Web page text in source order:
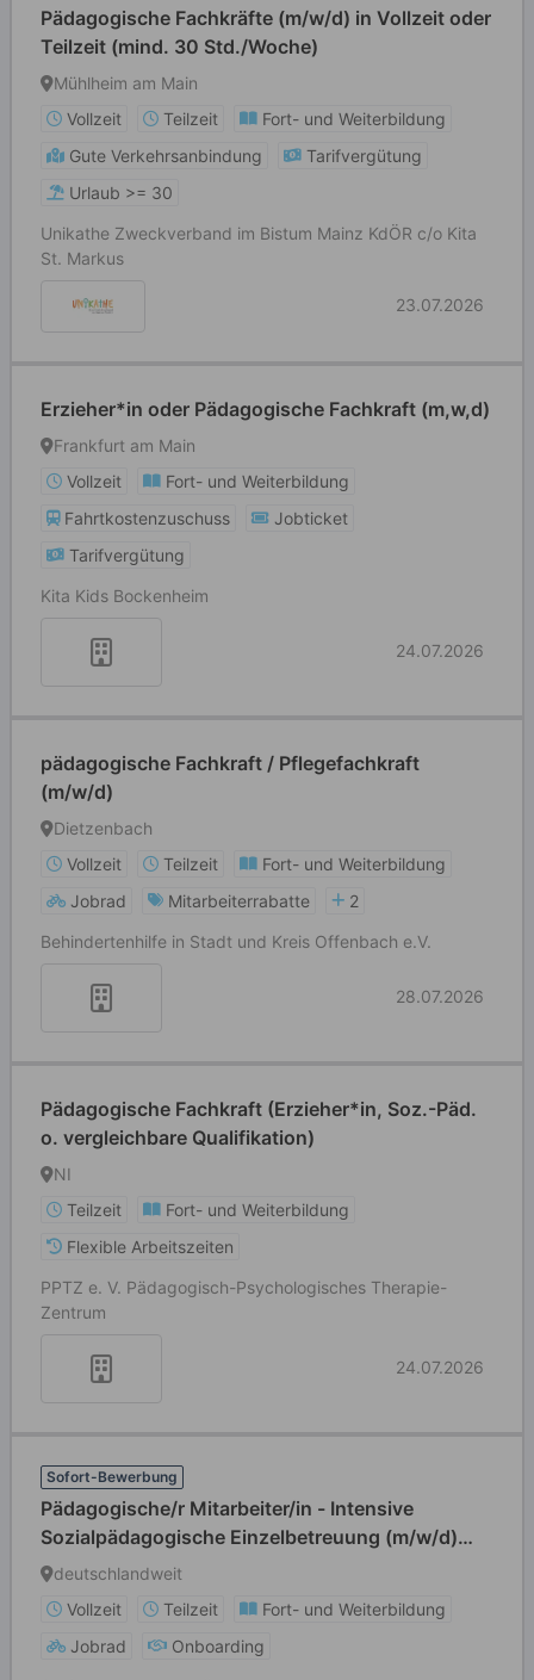
Pädagogische Fachkräfte (m/w/d) in Vollzeit oder
Teilzeit (mind. 30 Std./Woche)
Mühlheim am Main
Vollzeit
Teilzeit
Fort- und Weiterbildung
Gute Verkehrsanbindung
Tarifvergütung
Urlaub >= 30
Unikathe Zweckverband im Bistum Mainz KdÖR c/o Kita
St. Markus
23.07.2026
Erzieher*in oder Pädagogische Fachkraft (m,w,d)
Frankfurt am Main
Vollzeit
Fort- und Weiterbildung
Fahrtkostenzuschuss
Jobticket
Tarifvergütung
Kita Kids Bockenheim
24.07.2026
pädagogische Fachkraft / Pflegefachkraft
(m/w/d)
Dietzenbach
Vollzeit
Teilzeit
Fort- und Weiterbildung
Jobrad
Mitarbeiterrabatte
2
Behindertenhilfe in Stadt und Kreis Offenbach e.V.
28.07.2026
Pädagogische Fachkraft (Erzieher*in, Soz.-Päd.
o. vergleichbare Qualifikation)
NI
Teilzeit
Fort- und Weiterbildung
Flexible Arbeitszeiten
PPTZ e. V. Pädagogisch-Psychologisches Therapie-
Zentrum
24.07.2026
Sofort-Bewerbung
Pädagogische/r Mitarbeiter/in - Intensive
Sozialpädagogische Einzelbetreuung (m/w/d)
Teilzeit
deutschlandweit
Vollzeit
Teilzeit
Fort- und Weiterbildung
Jobrad
Onboarding